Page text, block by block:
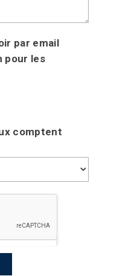
par email
pour les
comptent